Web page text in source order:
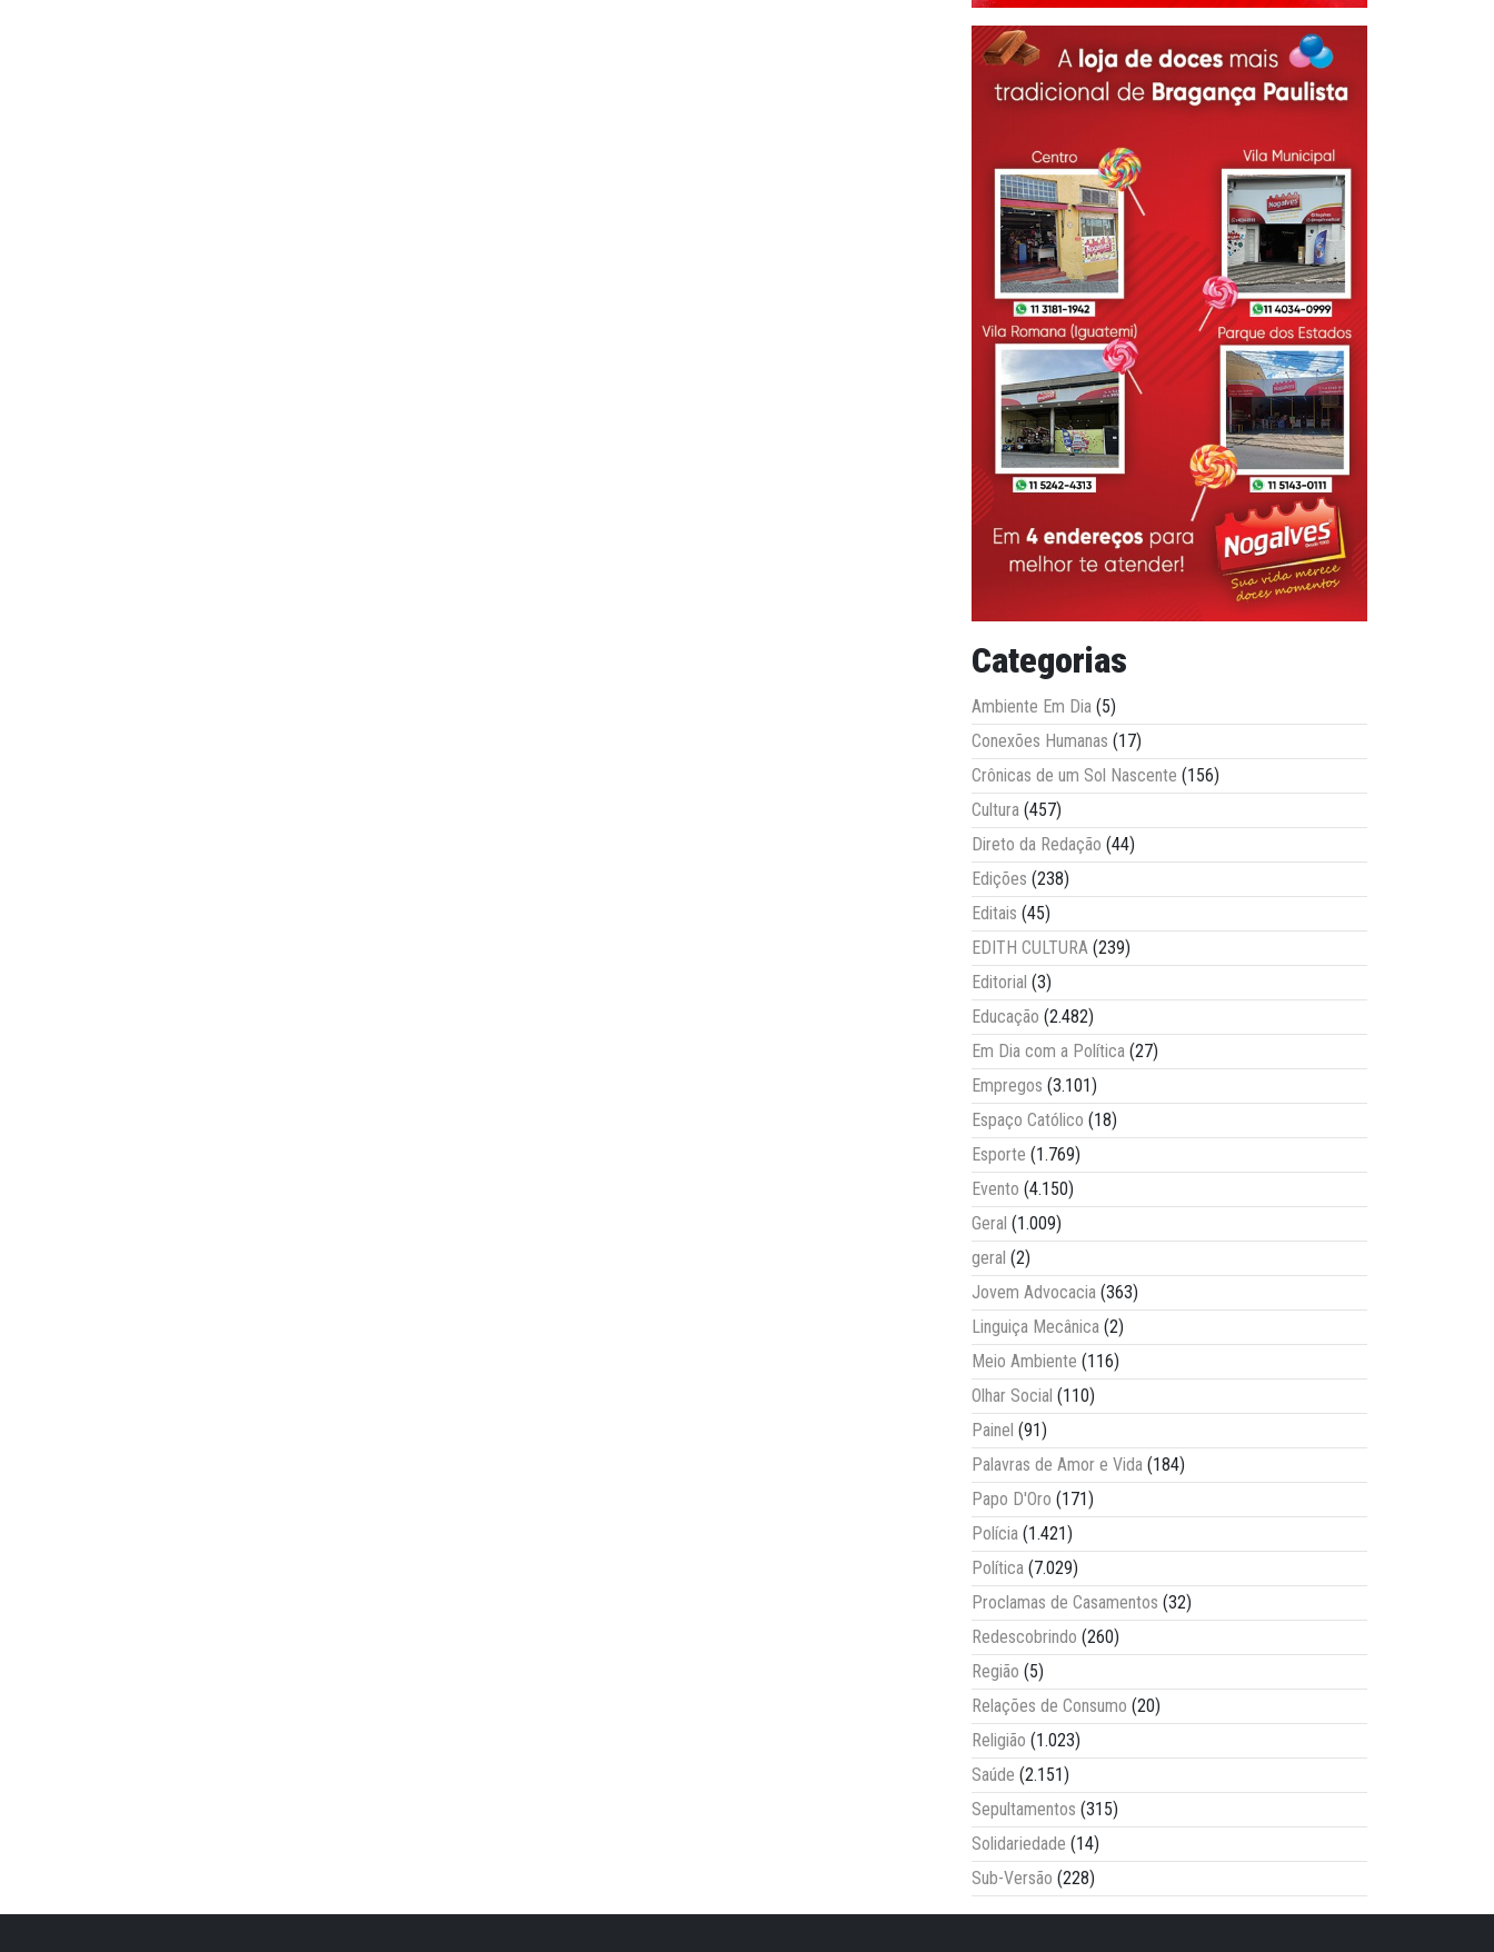
Categorias
Ambiente Em Dia (5)
Conexões Humanas (17)
Crônicas de um Sol Nascente (156)
Cultura (457)
Direto da Redação (44)
Edições (238)
Editais (45)
EDITH CULTURA (239)
Editorial (3)
Educação (2.482)
Em Dia com a Política (27)
Empregos (3.101)
Espaço Católico (18)
Esporte (1.769)
Evento (4.150)
Geral (1.009)
geral (2)
Jovem Advocacia (363)
Linguiça Mecânica (2)
Meio Ambiente (116)
Olhar Social (110)
Painel (91)
Palavras de Amor e Vida (184)
Papo D'Oro (171)
Polícia (1.421)
Política (7.029)
Proclamas de Casamentos (32)
Redescobrindo (260)
Região (5)
Relações de Consumo (20)
Religião (1.023)
Saúde (2.151)
Sepultamentos (315)
Solidariedade (14)
Sub-Versão (228)